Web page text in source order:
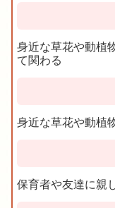
身近な草花や動植
て関わる
身近な草花や動植
保育者や友達に親